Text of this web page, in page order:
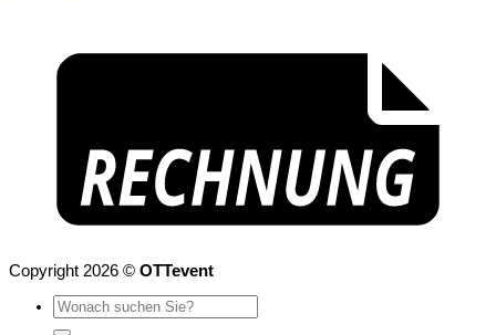
Copyright 2026 © OTTevent
Suchen
nach: